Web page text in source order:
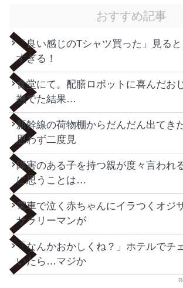
おすすめ記事
「良い感じのTシャツ買った」見る
すぎる！
食堂にて。配膳ロボットに喜んだお
撫でた結果…
新幹線の荷物棚からだんだん出てき
思わず二度見
障害のある子を持つ親が度々言われ
に思うことは…
電車で泣く赤ちゃんにイラつくオジ
サラリーマンが
「なんかおかしくね？」ホテルでチ
いたら…マジか